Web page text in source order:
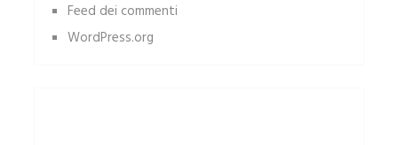
Feed dei commenti
WordPress.org